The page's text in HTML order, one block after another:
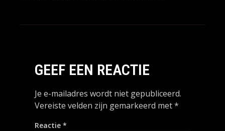
GEEF EEN REACTIE
Je e-mailadres wordt niet gepubliceerd.
Vereiste velden zijn gemarkeerd met*
Reactie *